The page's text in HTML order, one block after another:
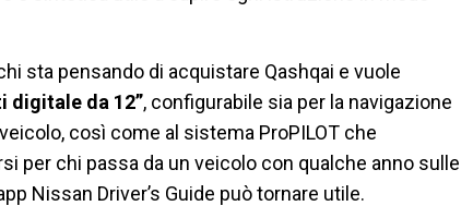
sta pensando di acquistare Qashqai e vuole
digitale da 12”, configurabile sia per la navigazione
così come al sistema ProPILOT che
per chi passa da un veicolo con qualche anno sulle
Nissan Driver’s Guide può tornare utile.